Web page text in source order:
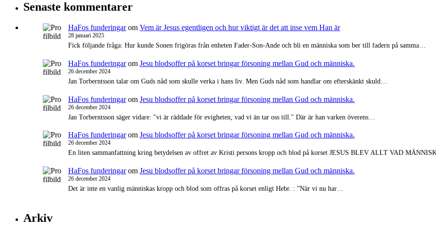
Senaste kommentarer
HaFos funderingarom Vem är Jesus egentligen och hur viktigt är det att inse vem Han är
28 januari 2025
Fick följande fråga: Hur kunde Sonen frigöras från enheten Fader-Son-Ande och bli en människa som ber till fadern på samma…
HaFos funderingarom Jesu blodsoffer på korset bringar försoning mellan Gud och människa.
26 december 2024
Jan Torberntsson talar om Guds nåd som skulle verka i hans liv. Men Guds nåd som handlar om efterskänkt skuld…
HaFos funderingarom Jesu blodsoffer på korset bringar försoning mellan Gud och människa.
26 december 2024
Jan Torberntsson säger vidare: "vi är räddade för evigheten, vad vi än tar oss till." Där är han varken överens…
HaFos funderingarom Jesu blodsoffer på korset bringar försoning mellan Gud och människa.
26 december 2024
En liten sammanfattning kring betydelsen av offret av Kristi persons kropp och blod på korset JESUS BLEV ALLT VAD
HaFos funderingarom Jesu blodsoffer på korset bringar försoning mellan Gud och människa.
26 december 2024
Det är inte en vanlig människas kropp och blod som offras på korset enligt Hebr. : ”När vi nu har…
Arkiv